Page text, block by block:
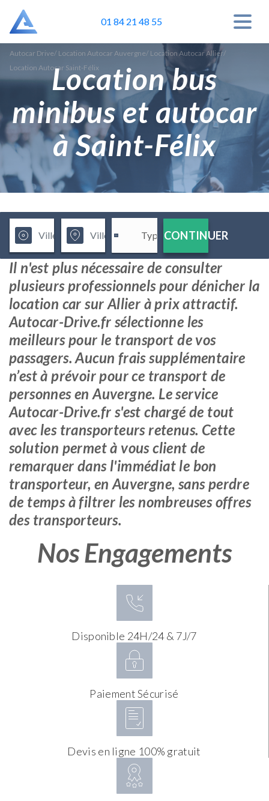
01 84 21 48 55
Autocar Drive/ Location Autocar Auvergne/ Location Autocar Allier/
Location Autocar Saint-Félix
Location bus
minibus et autocar
à Saint-Félix
CONTINUER
Il n'est plus nécessaire de consulter
plusieurs professionnels pour dénicher la
location car sur Allier à prix attractif.
Autocar-Drive.fr sélectionne les
meilleurs pour le transport de vos
passagers. Aucun frais supplémentaire
n’est à prévoir pour ce transport de
personnes en Auvergne. Le service
Autocar-Drive.fr s'est chargé de tout
avec les transporteurs retenus. Cette
solution permet à vous client de
remarquer dans l'immédiat le bon
transporteur, en Auvergne, sans perdre
de temps à filtrer les nombreuses offres
des transporteurs.
Nos Engagements
Disponible 24H/24 & 7J/7
Paiement Sécurisé
Devis en ligne 100% gratuit